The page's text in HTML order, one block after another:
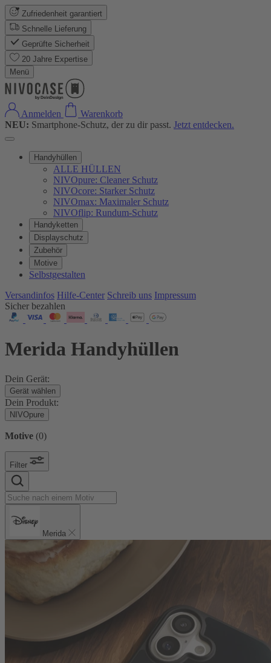
Zufriedenheit garantiert
Schnelle Lieferung
Geprüfte Sicherheit
20 Jahre Expertise
Menü
Anmelden
Warenkorb
NEU: Smartphone-Schutz, der zu dir passt. Jetzt entdecken.
Handyhüllen
ALLE HÜLLEN
NIVOpure: Cleaner Schutz
NIVOcore: Starker Schutz
NIVOmax: Maximaler Schutz
NIVOflip: Rundum-Schutz
Handyketten
Displayschutz
Zubehör
Motive
Selbstgestalten
Versandinfos Hilfe-Center Schreib uns Impressum
Sicher bezahlen
Merida Handyhüllen
Dein Gerät:
Gerät wählen
Dein Produkt:
NIVOpure
Motive (0)
Filter
Merida